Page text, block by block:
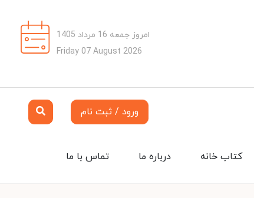
امروز جمعه 16 مرداد 1405
Friday 07 August 2026
ورود / ثبت نام
تماس با ما درباره ما کتاب خانه